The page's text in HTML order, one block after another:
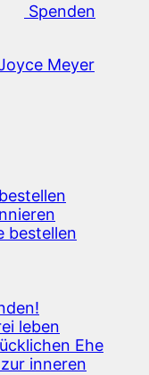
Spenden
Meyer
bestellen
leben
Ehe
inneren